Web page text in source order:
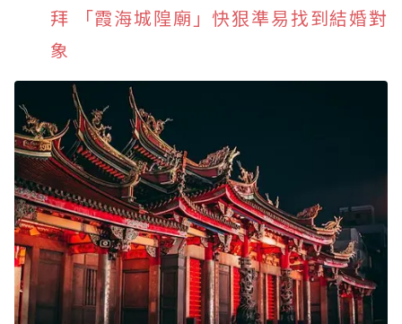
拜 「霞海城隍廟」快狠準易找到結婚對
象